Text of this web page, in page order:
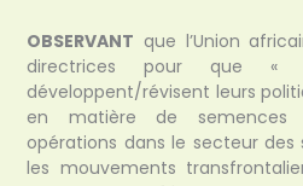
OBSERVANT que l’Union
directrices pour que «
développent/révisent leurs
en matière de semences
opérations dans le secteur
les mouvements